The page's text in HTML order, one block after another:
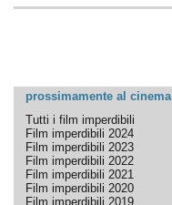
prossimamente al cinema
Tutti i film imperdibili
Film imperdibili 2024
Film imperdibili 2023
Film imperdibili 2022
Film imperdibili 2021
Film imperdibili 2020
Film imperdibili 2019